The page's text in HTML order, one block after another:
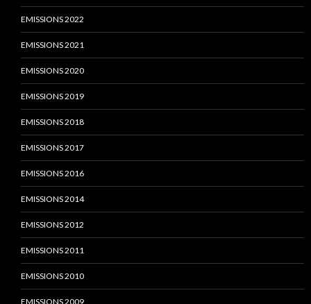
EMISSIONS 2022
EMISSIONS 2021
EMISSIONS 2020
EMISSIONS 2019
EMISSIONS 2018
EMISSIONS 2017
EMISSIONS 2016
EMISSIONS 2014
EMISSIONS 2012
EMISSIONS 2011
EMISSIONS 2010
EMISSIONS 2009